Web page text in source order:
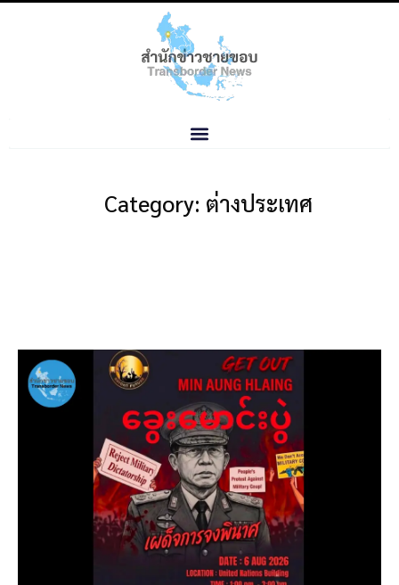
Category: ต่างประเทศ